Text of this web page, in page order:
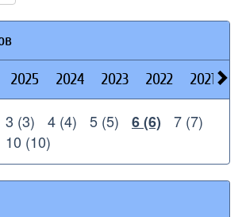
2025 2024 2023 2022 2021
3 (3) 4 (4) 5 (5) 6 (6)
7 (7)
10 (10)